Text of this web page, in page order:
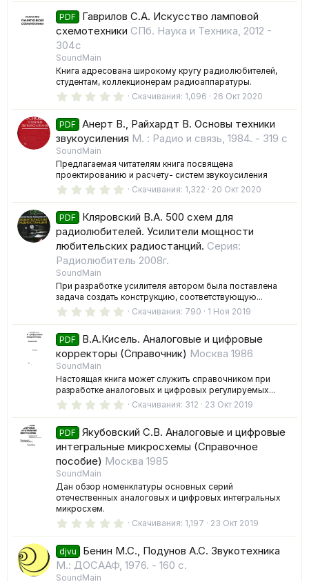
0
з
в
PDF
Гаврилов С.А. Искусство ламповой
схемотехники СПб. Наука и Техника, 2012 -
304с
SoundMain
Книга адресована широкому кругу радиолюбителей,
студентам, коллекционерам радиоаппаратуры.
0
0
з
в
з
д
Скачивания 1,096 26 Окт 2020
PDF
Анерт В., Райхардт В. Основы техники
звукоусиления М. : Радио и связь, 1984. - 319 с
SoundMain
Предлагаемая читателям книга посвящена
проектированию и расчету- систем звукоусиления
0
0
з
в
ё
з
д
Скачивания 1,322 20 Окт 2020
PDF
Кляровский В.А. 500 схем для
радиолюбителей. Усилители мощности
любительских радиостанций. Серия:
Радиолюбитель 2008г.
SoundMain
При разработке усилителя автором была поставлена
задача создать конструкцию, соответствующую...
0
0
з
в
з
д
Скачивания 790 1 Ноя 2019
PDF
В.А.Кисель. Аналоговые и цифровые
корректоры (Справочник) Москва 1986
SoundMain
Настоящая книга может служить справочником при
разработке аналоговых и цифровых регулируемых...
0
0
з
в
ё
Скачивания 312 23 Окт 2019
PDF
Якубовский С.В. Аналоговые и цифровые
интегральные микросхемы (Справочное
пособие) Москва 1985
SoundMain
Дан обзор номенклатуры основных серий
отечественных аналоговых и цифровых интегральных
микросхем.
0
0
з
в
Скачивания 1,197 23 Окт 2019
djvu
Бенин М.С., Подунов А.С. Звукотехника
М.: ДОСААФ, 1976. - 160 с.
SoundMain